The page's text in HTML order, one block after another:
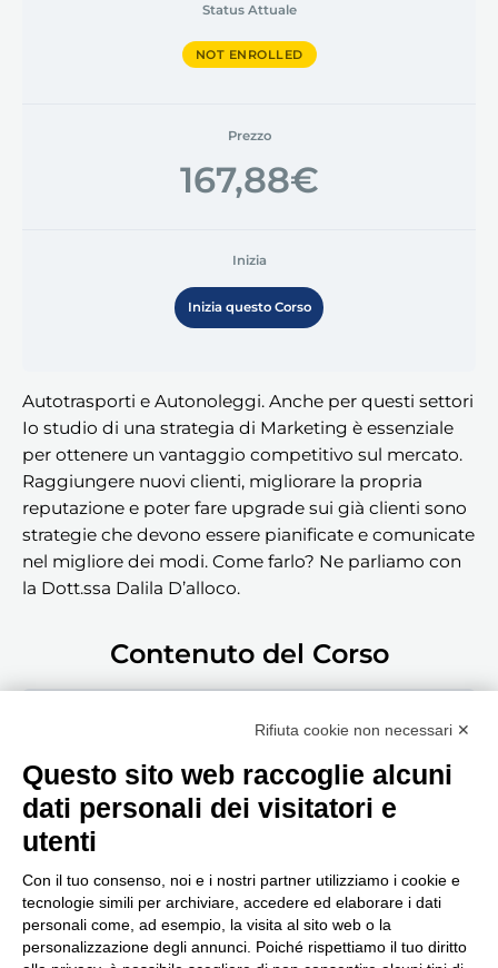
Status Attuale
NOT ENROLLED
Prezzo
167,88€
Inizia
Inizia questo Corso
Autotrasporti e Autonoleggi. Anche per questi settori
Io studio di una strategia di Marketing è essenziale
per ottenere un vantaggio competitivo sul mercato.
Raggiungere nuovi clienti, migliorare la propria
reputazione e poter fare upgrade sui già clienti sono
strategie che devono essere pianificate e comunicate
nel migliore dei modi. Come farlo? Ne parliamo con
la Dott.ssa Dalila D’alloco.
Contenuto del Corso
Clicca qui per guardare la puntata podcast
Seguici, siamo in continuo
Rifiuta cookie non necessari ✕
Questo sito web raccoglie alcuni
dati personali dei visitatori e
utenti
Con il tuo consenso, noi e i nostri partner utilizziamo i cookie e
tecnologie simili per archiviare, accedere ed elaborare i dati
personali come, ad esempio, la visita al sito web o la
personalizzazione degli annunci. Poiché rispettiamo il tuo diritto